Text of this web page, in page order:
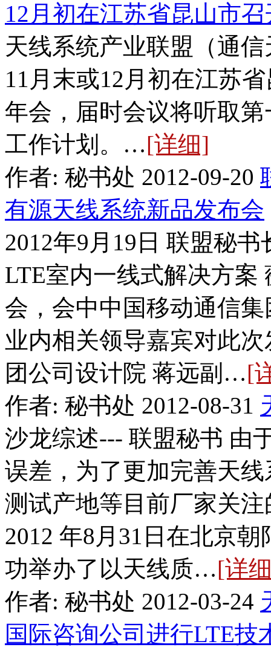
12月初在江苏省昆山市召
天线系统产业联盟（通
11月末或12月初在江苏
年会，届时会议将听取
工作计划。…[详细]
作者: 秘书处 2012-09-20
有源天线系统新品发布会
2012年9月19日 联盟秘
LTE室内一线式解决方案
会，会中中国移动通信
业内相关领导嘉宾对此
团公司设计院 蒋远副…[
作者: 秘书处 2012-08-31
沙龙综述--- 联盟秘书 由
误差，为了更加完善天
测试产地等目前厂家关
2012 年8月31日在北京
功举办了以天线质…[详
作者: 秘书处 2012-03-24
国际咨询公司进行LTE技